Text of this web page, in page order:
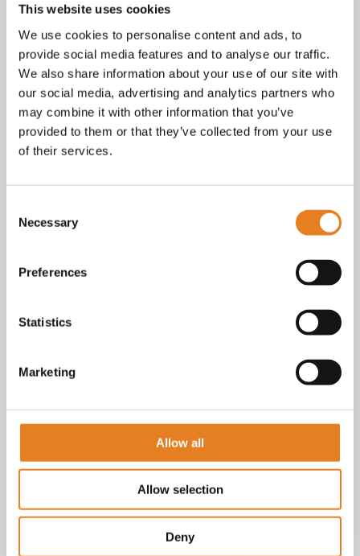
This website uses cookies
We use cookies to personalise content and ads, to
provide social media features and to analyse our traffic.
We also share information about your use of our site with
our social media, advertising and analytics partners who
may combine it with other information that you’ve
provided to them or that they’ve collected from your use
of their services.
Selection
Necessary
Preferences
Statistics
Marketing
Allow all
Allow selection
Deny
Facebook
Instagram
E-mail
Telefoon / whatsapp: +31 6 23227983
Bekijk onzeAlgemene voorwaarden. KvK nr.: 18068338.
Lees ook onze privacy encookiepolicy als je benieuwd
bent naar wat we met je gegevens doen.